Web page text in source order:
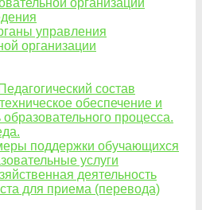
организации
управления
организации
состав
обеспечение и
процесса.
поддержки обучающихся
услуги
деятельность
для приема (перевода)